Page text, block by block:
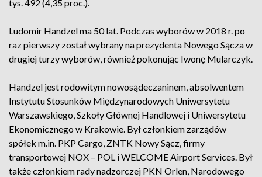
tys. 492 (4,35 proc.).
Ludomir Handzel ma 50 lat. Podczas wyborów w 2018 r. po
raz pierwszy został wybrany na prezydenta Nowego Sącza w
drugiej turzy wyborów, również pokonując Iwonę Mularczyk.
Handzel jest rodowitym nowosądeczaninem, absolwentem
Instytutu Stosunków Międzynarodowych Uniwersytetu
Warszawskiego, Szkoły Głównej Handlowej i Uniwersytetu
Ekonomicznego w Krakowie. Był członkiem zarządów
spółek m.in. PKP Cargo, ZNTK Nowy Sącz, firmy
transportowej NOX – POL i WELCOME Airport Services. Był
także członkiem rady nadzorczej PKN Orlen, Narodowego